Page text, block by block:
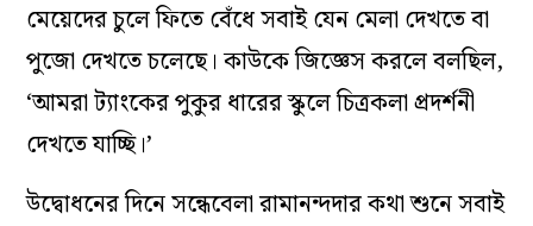
মেয়েদের চুলে ফিতে বেঁধে সবাই যেন মেলা দেখতে বা
পুজো দেখতে চলেছে। কাউকে জিজ্ঞেস করলে বলছিল,
‘আমরা ট্যাংকের পুকুর ধারের স্কুলে চিত্রকলা প্রদর্শনী
দেখতে যাচ্ছি।’
উদ্বোধনের দিনে সন্ধেবেলা রামানন্দদার কথা শুনে সবাই